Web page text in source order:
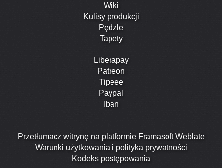
Wiki
Kulisy produkcji
Pędzle
Tapety
Liberapay
Patreon
Tipeee
Paypal
Iban
Przetłumacz witrynę na platformie Framasoft Weblate
Warunki użytkowania i polityka prywatności
Kodeks postępowania